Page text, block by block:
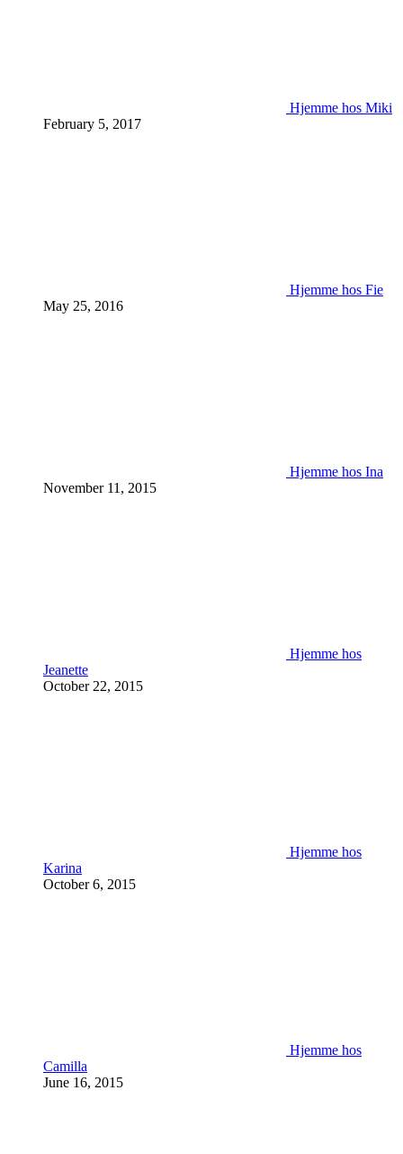
Hjemme hos Miki
February 5, 2017
Hjemme hos Fie
May 25, 2016
Hjemme hos Ina
November 11, 2015
Hjemme hos
Jeanette
October 22, 2015
Hjemme hos
Karina
October 6, 2015
Hjemme hos
Camilla
June 16, 2015